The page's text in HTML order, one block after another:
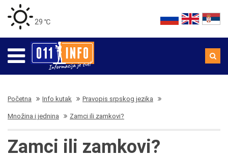
29 ℃
Početna Info kutak Pravopis srpskog jezika
Množina i jednina Zamci ili zamkovi?
Zamci ili zamkovi?